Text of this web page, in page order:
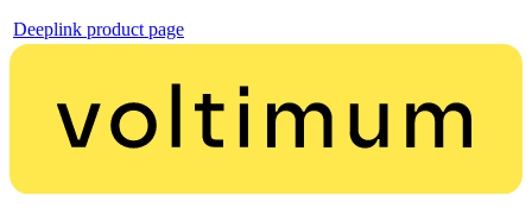
Deeplink product page